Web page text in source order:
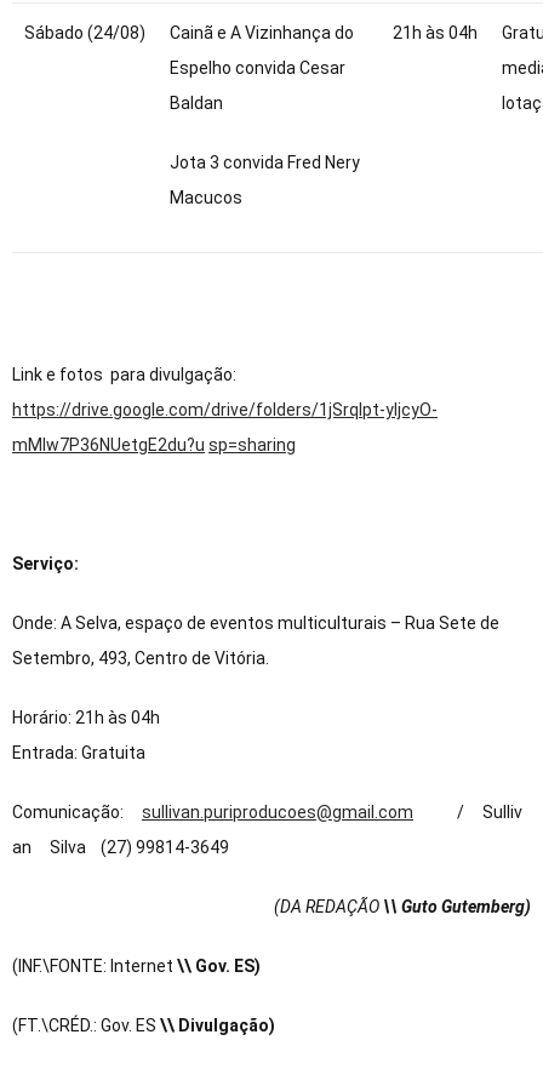
Sábado (24/08)
Cainã e A Vizinhança do
Espelho convida Cesar
Baldan
Jota 3 convida Fred Nery
Macucos
21h às 04h
Link e fotos para divulgação:
https://drive.google.com/drive/folders/1jSrqIpt-yIjcyO-
mMIw7P36NUetgE2du?u sp=sharing
Serviço:
Onde: A Selva, espaço de eventos multiculturais – Rua Sete de
Setembro, 493, Centro de Vitória.
Horário: 21h às 04h
Entrada: Gratuita
Comunicação: sullivan.puriproducoes@gmail.com / Sulliv
an Silva (27) 99814-3649
(DA REDAÇÃO \\ Guto Gutemberg)
(INF.\FONTE: Internet \\ Gov. ES)
(FT.\CRÉD.: Gov. ES \\ Divulgação)